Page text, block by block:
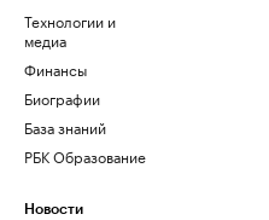
Технологии и
медиа
Финансы
Биографии
База знаний
РБК Образование
Новости